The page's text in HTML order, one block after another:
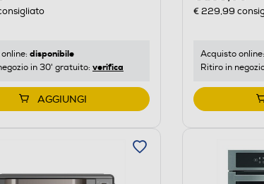
disponibile
in 30' gratuito: verifica
AGGIUNGI
€ 229,99
Acquisto online:
Ritiro in